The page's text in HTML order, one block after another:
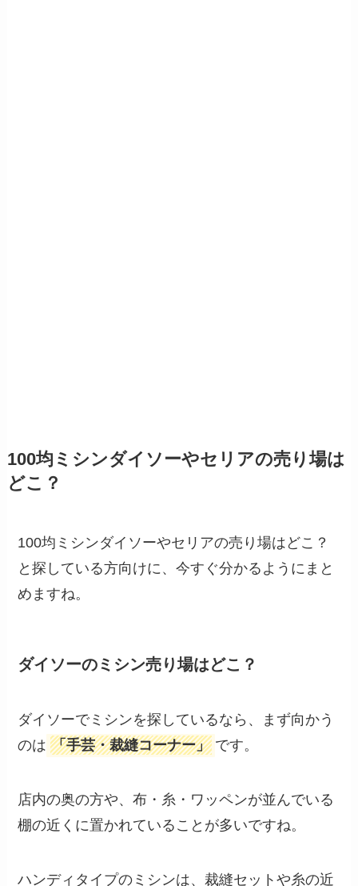
100均ミシンダイソーやセリアの売り場は
どこ？
100均ミシンダイソーやセリアの売り場はどこ？
と探している方向けに、今すぐ分かるようにまと
めますね。
ダイソーのミシン売り場はどこ？
ダイソーでミシンを探しているなら、まず向かう
のは 「手芸・裁縫コーナー」 です。
店内の奥の方や、布・糸・ワッペンが並んでいる
棚の近くに置かれていることが多いですね。
ハンディタイプのミシンは、裁縫セットや糸の近